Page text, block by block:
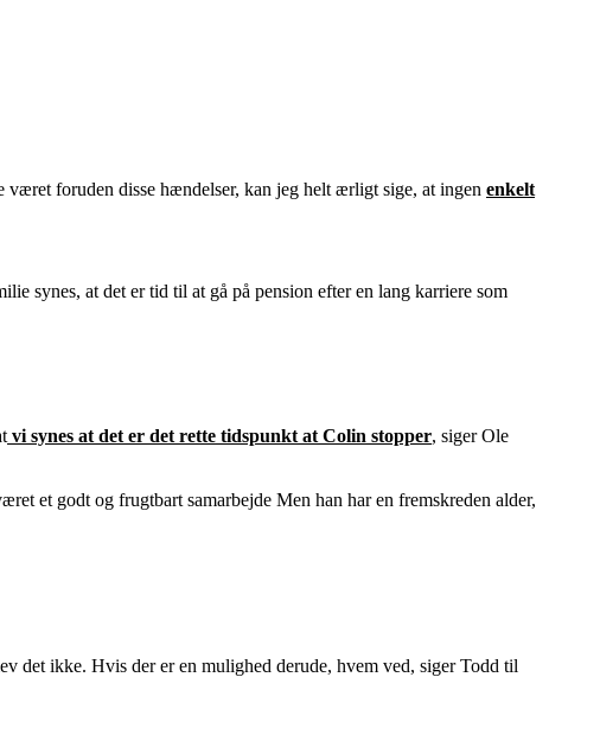
foruden disse hændelser, kan jeg helt ærligt sige, at ingen enkelt
synes, at det er tid til at gå på pension efter en lang karriere som
vi synes at det er det rette tidspunkt at Colin stopper, siger Ole
et godt og frugtbart samarbejde Men han har en fremskreden alder,
det ikke. Hvis der er en mulighed derude, hvem ved, siger Todd til